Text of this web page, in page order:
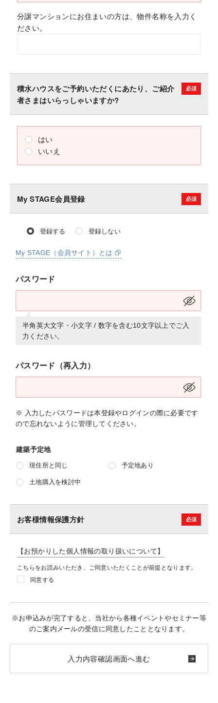
分譲マンションにお住まいの方は、物件名称を入力く
ださい。
積水ハウスをご予約いただくにあたり、ご紹介
者さまはいらっしゃいますか?
はい
いいえ
My STAGE会員登録
登録する 登録しない
My STAGE（会員サイト）とは
パスワード
半角英大文字・小文字 / 数字を含む10文字以上でご入
力ください。
パスワード（再入力）
※ 入力したパスワードは本登録やログインの際に必要です
ので忘れないように管理してください。
建築予定地
現住所と同じ 予定地あり
土地購入を検討中
お客様情報保護方針
【お預かりした個人情報の取り扱いについて】
こちらをお読みいただき、ご同意いただくことが前提となります。
同意する
※お申込みが完了すると、当社から各種イベントやセミナー等
のご案内メールの受信に同意したこととなります。